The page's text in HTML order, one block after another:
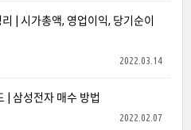
| 시가총액, 영업이익, 당기순이
2022.03.14
| 삼성전자 매수 방법
2022.02.07